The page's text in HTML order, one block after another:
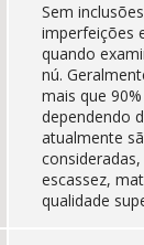
Sem
imperfeições
quando
nú.
mais que
dependendo
atualmente
escassez,
qualidade